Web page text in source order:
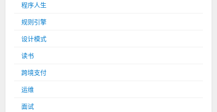
程序人生
规则引擎
设计模式
读书
跨境支付
运维
面试